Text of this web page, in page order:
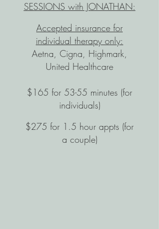
SESSIONS with JONATHAN:
Accepted insurance for
individual therapy only:
Aetna, Cigna, Highmark,
United Healthcare
$165 for 53-55 minutes (for
individuals)
$275 for 1.5 hour appts (for
a couple)